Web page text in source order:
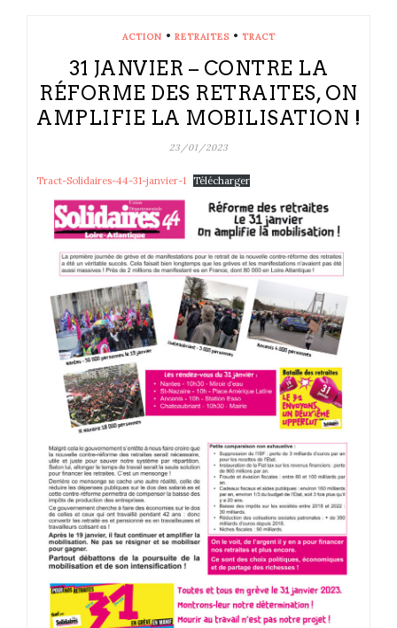
ACTION • RETRAITES• TRACT
31 JANVIER – CONTRE LA
RÉFORME DES RETRAITES, ON
AMPLIFIE LA MOBILISATION !
23/01/2023
Tract-Solidaires-44-31-janvier-1 Télécharger